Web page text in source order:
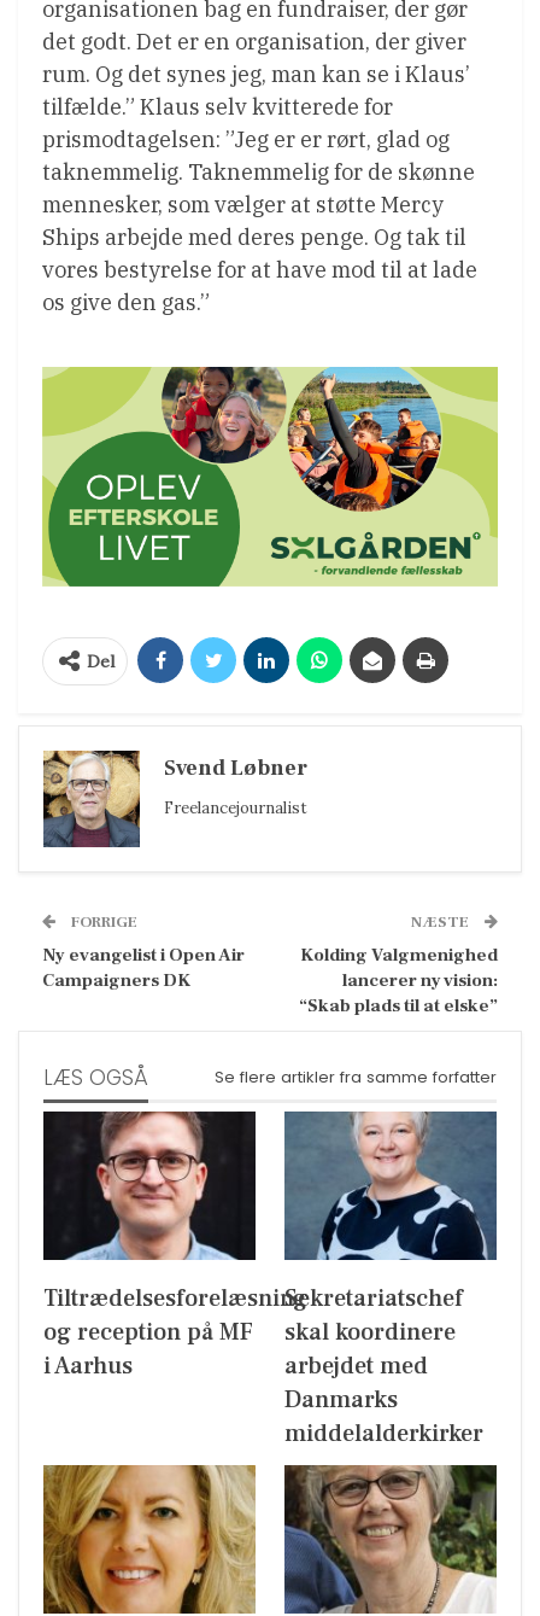
organisationen bag en fundraiser, der gør
det godt. Det er en organisation, der giver
rum. Og det synes jeg, man kan se i Klaus’
tilfælde.” Klaus selv kvitterede for
prismodtagelsen: ”Jeg er er rørt, glad og
taknemmelig. Taknemmelig for de skønne
mennesker, som vælger at støtte Mercy
Ships arbejde med deres penge. Og tak til
vores bestyrelse for at have mod til at lade
os give den gas.”
Del
Svend Løbner
Freelancejournalist
FORRIGE
Ny evangelist i Open Air
Campaigners DK
NÆSTE
Kolding Valgmenighed
lancerer ny vision:
“Skab plads til at elske”
LÆS OGSÅ Se flere artikler fra samme forfatter
Tiltrædelsesforelæsning
og reception på MF
i Aarhus
Sekretariatschef
skal koordinere
arbejdet med
Danmarks
middelalderkirker